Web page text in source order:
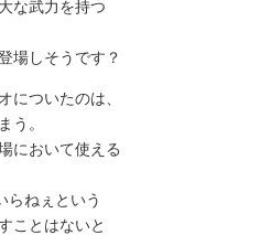
な武力を持つ
場しそうです？
ついたのは、
う。
において使える
らねぇという
ことはないと